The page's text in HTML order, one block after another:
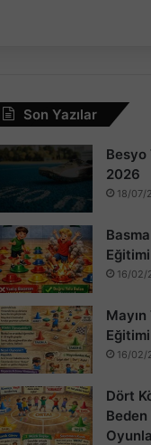
Son Yazılar
Besyo
2026
18/07/
16/02/
Mayın
16/02/
Dört